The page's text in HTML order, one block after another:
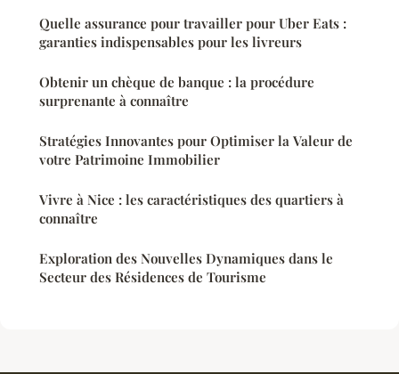
Quelle assurance pour travailler pour Uber Eats :
garanties indispensables pour les livreurs
Obtenir un chèque de banque : la procédure
surprenante à connaître
Stratégies Innovantes pour Optimiser la Valeur de
votre Patrimoine Immobilier
Vivre à Nice : les caractéristiques des quartiers à
connaître
Exploration des Nouvelles Dynamiques dans le
Secteur des Résidences de Tourisme